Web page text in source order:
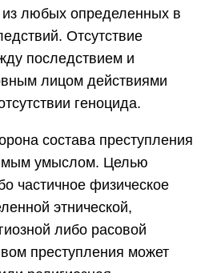
из любых определенных в
Отсутствие
последствием и
лицом действиями
геноцида.
состава преступления
умыслом. Целью
частичное физическое
этнической,
либо расовой
преступления может